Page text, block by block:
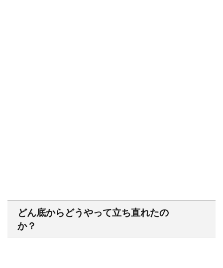
どん底からどうやって立ち直れたの
か？